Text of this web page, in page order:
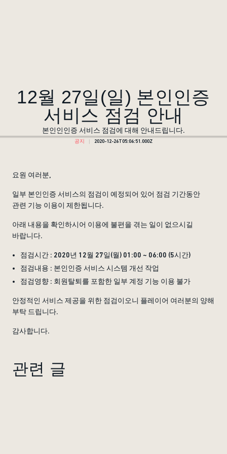
12월 27일(일) 본인인증
서비스 점검 안내
본인인인증 서비스 점검에 대해 안내드립니다.
공지 2020-12-26T05:06:51.000Z
요원 여러분,
일부 본인인증 서비스의 점검이 예정되어 있어 점검 기간동안
관련 기능 이용이 제한됩니다.
아래 내용을 확인하시어 이용에 불편을 겪는 일이 없으시길
바랍니다.
점검시간 : 2020년 12월 27일(월) 01:00 ~ 06:00 (5시간)
점검내용 : 본인인증 서비스 시스템 개선 작업
점검영향 : 회원탈퇴를 포함한 일부 계정 기능 이용 불가
안정적인 서비스 제공을 위한 점검이오니 플레이어 여러분의 양해
부탁 드립니다.
감사합니다.
관련 글